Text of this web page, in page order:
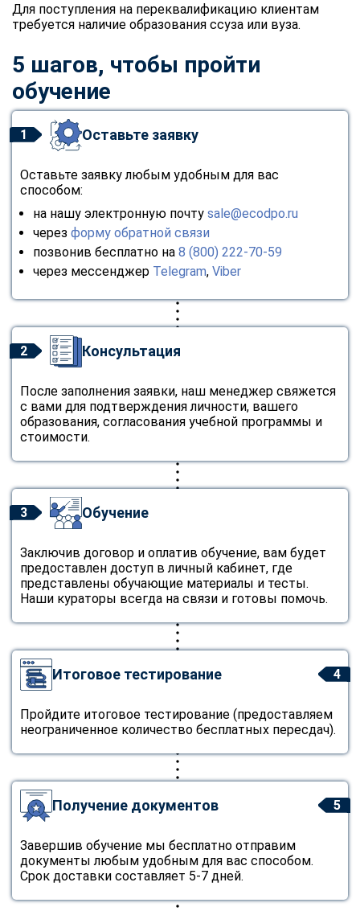
Для поступления на переквалификацию клиентам
требуется наличие образования ссуза или вуза.
5 шагов, чтобы пройти
обучение
1 Оставьте заявку
Оставьте заявку любым удобным для вас
способом:
на нашу электронную почту sale@ecodpo.ru
через форму обратной связи
позвонив бесплатно на 8 (800) 222-70-59
через мессенджер Telegram, Viber
2 Консультация
После заполнения заявки, наш менеджер свяжется
с вами для подтверждения личности, вашего
образования, согласования учебной программы и
стоимости.
3 Обучение
Заключив договор и оплатив обучение, вам будет
предоставлен доступ в личный кабинет, где
представлены обучающие материалы и тесты.
Наши кураторы всегда на связи и готовы помочь.
4
Итоговое тестирование
Пройдите итоговое тестирование (предоставляем
неограниченное количество бесплатных пересдач).
5
Получение документов
Завершив обучение мы бесплатно отправим
документы любым удобным для вас способом.
Срок доставки составляет 5-7 дней.